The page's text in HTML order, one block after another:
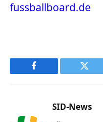
fussballboard.de
Facebook
SID-News